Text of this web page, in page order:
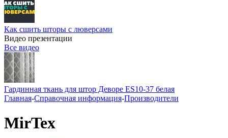
Как сшить шторы с люверсами
Видео презентации
Все видео
Гардинная ткань для штор Деворе ES10-37 белая
Главная-Справочная информация-Производители
MirTex